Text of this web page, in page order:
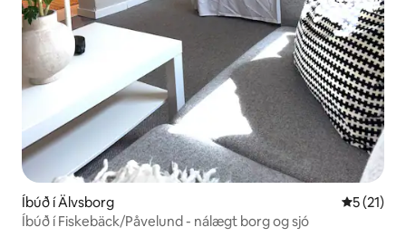
Íbúð í Älvsborg 5 af 5 í
5 (21)
Íbúð í Fiskebäck/Påvelund - nálægt borg og sjó